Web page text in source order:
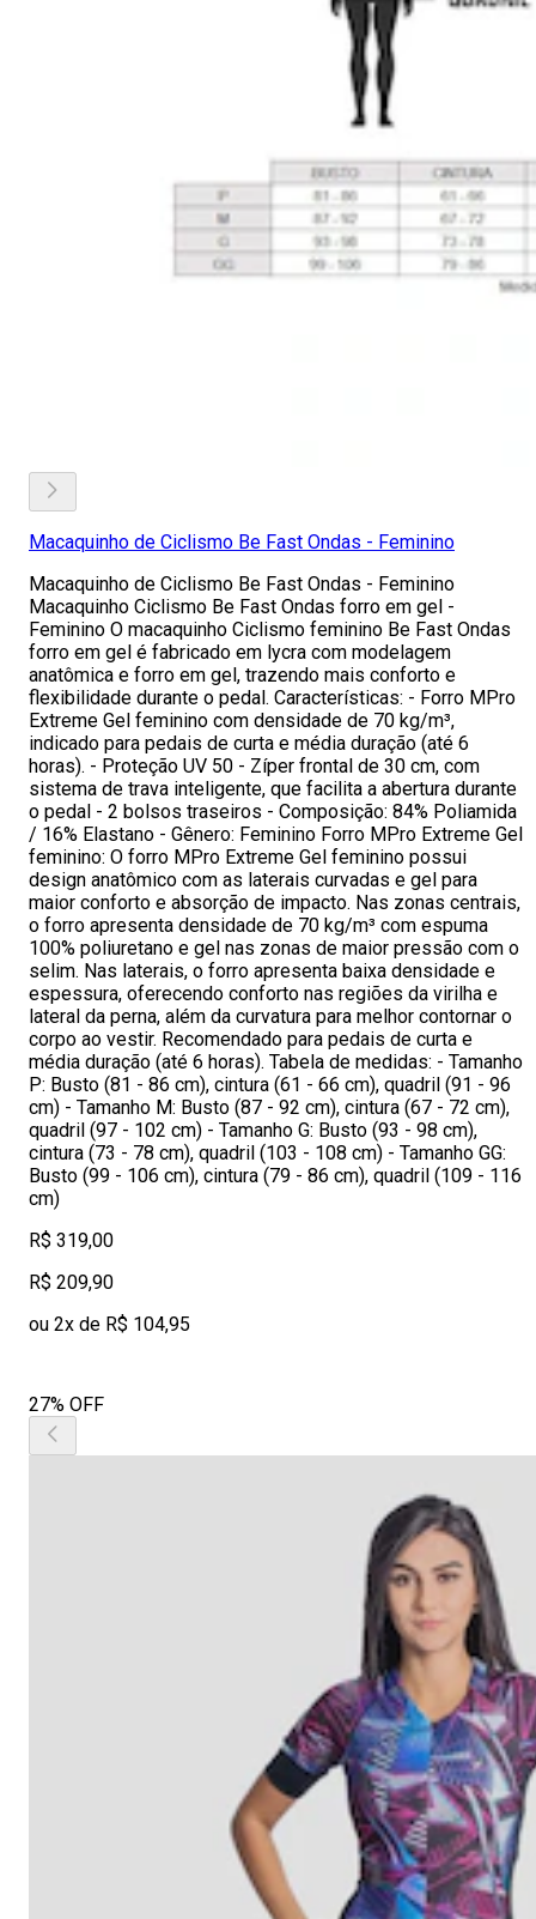
Macaquinho de Ciclismo Be Fast Ondas - Feminino
Macaquinho de Ciclismo Be Fast Ondas - Feminino
Macaquinho Ciclismo Be Fast Ondas forro em gel -
Feminino O macaquinho Ciclismo feminino Be Fast Ondas
forro em gel é fabricado em lycra com modelagem
anatômica e forro em gel, trazendo mais conforto e
flexibilidade durante o pedal. Características: - Forro MPro
Extreme Gel feminino com densidade de 70 kg/m³,
indicado para pedais de curta e média duração (até 6
horas). - Proteção UV 50 - Zíper frontal de 30 cm, com
sistema de trava inteligente, que facilita a abertura durante
o pedal - 2 bolsos traseiros - Composição: 84% Poliamida
/ 16% Elastano - Gênero: Feminino Forro MPro Extreme Gel
feminino: O forro MPro Extreme Gel feminino possui
design anatômico com as laterais curvadas e gel para
maior conforto e absorção de impacto. Nas zonas centrais,
o forro apresenta densidade de 70 kg/m³ com espuma
100% poliuretano e gel nas zonas de maior pressão com o
selim. Nas laterais, o forro apresenta baixa densidade e
espessura, oferecendo conforto nas regiões da virilha e
lateral da perna, além da curvatura para melhor contornar o
corpo ao vestir. Recomendado para pedais de curta e
média duração (até 6 horas). Tabela de medidas: - Tamanho
P: Busto (81 - 86 cm), cintura (61 - 66 cm), quadril (91 - 96
cm) - Tamanho M: Busto (87 - 92 cm), cintura (67 - 72 cm),
quadril (97 - 102 cm) - Tamanho G: Busto (93 - 98 cm),
cintura (73 - 78 cm), quadril (103 - 108 cm) - Tamanho GG:
Busto (99 - 106 cm), cintura (79 - 86 cm), quadril (109 - 116
cm)
R$ 319,00
R$ 209,90
ou 2x de R$ 104,95
27% OFF